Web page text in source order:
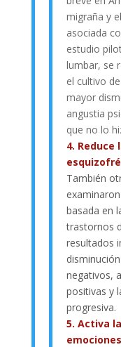
migraña y
asociada
estudio
lumbar, se
el cultivo
mayor
angustia
que no lo
4.
También
basada en
trastornos
resultados
negativos,
positivas y
progresiva.
5. Activa